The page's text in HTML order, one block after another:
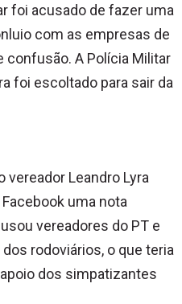
foi acusado de fazer uma
com as empresas de
confusão. A Polícia Militar
foi escoltado para sair da
vereador Leandro Lyra
uma nota
vereadores do PT e
rodoviários, o que teria
dos simpatizantes